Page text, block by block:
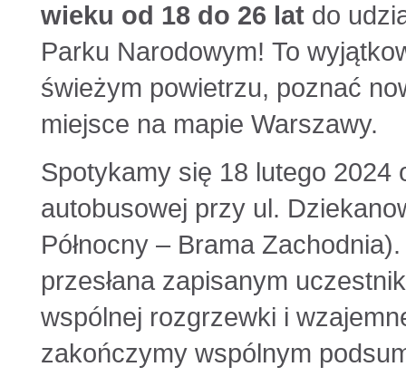
wieku od 18 do 26 latdo
Parku Narodowym! To
świeżym powietrzu, poznać
miejsce na mapie Warszawy.
Spotykamy się 18 lutego 2024
autobusowej przy ul.
Północny – Brama
przesłana zapisanym
wspólnej rozgrzewki i
zakończymy wspólnym